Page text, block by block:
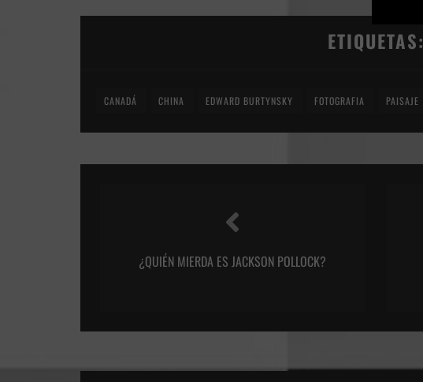
ETIQUETAS:
CANADÁ CHINA EDWARD BURTYNSKY FOTOGRAFIA PAISAJE
¿QUIÉN MIERDA ES JACKSON POLLOCK?